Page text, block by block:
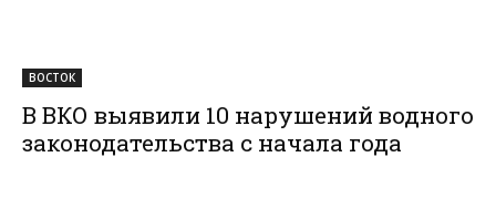
ВОСТОК
В ВКО выявили 10 нарушений водного
законодательства с начала года